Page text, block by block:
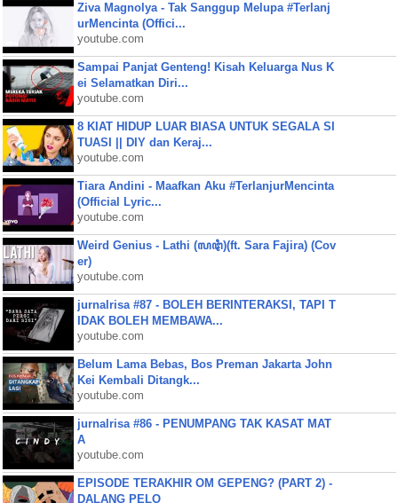
Ziva Magnolya - Tak Sanggup Melupa #Terlanj
urMencinta (Offici...
youtube.com
Sampai Panjat Genteng! Kisah Keluarga Nus K
ei Selamatkan Diri...
youtube.com
8 KIAT HIDUP LUAR BIASA UNTUK SEGALA SI
TUASI || DIY dan Keraj...
youtube.com
Tiara Andini - Maafkan Aku #TerlanjurMencinta
(Official Lyric...
youtube.com
Weird Genius - Lathi (ꦭꦛꦶ)(ft. Sara Fajira) (Cov
er)
youtube.com
jurnalrisa #87 - BOLEH BERINTERAKSI, TAPI T
IDAK BOLEH MEMBAWA...
youtube.com
Belum Lama Bebas, Bos Preman Jakarta John
Kei Kembali Ditangk...
youtube.com
jurnalrisa #86 - PENUMPANG TAK KASAT MAT
A
youtube.com
EPISODE TERAKHIR OM GEPENG? (PART 2) -
DALANG PELO